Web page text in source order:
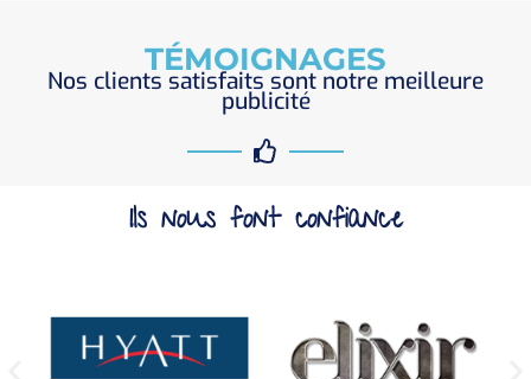
TÉMOIGNAGES
Nos clients satisfaits sont notre meilleure
publicité
Ils nous font confiance